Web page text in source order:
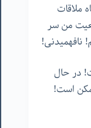
ملاقات
من سر
نافهمیدنی!
در حال
است!